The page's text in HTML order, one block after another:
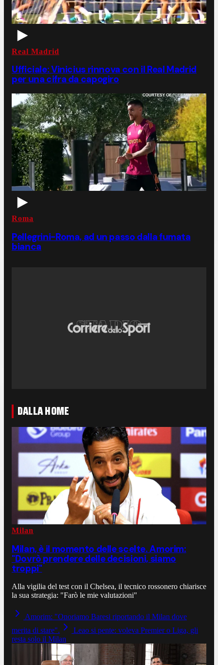
Real Madrid
Ufficiale: Vinicius rinnova con il Real Madrid
per una cifra da capogiro
Roma
Pellegrini-Roma, ad un passo dalla fumata
bianca
DALLA HOME
Milan
Milan, è il momento delle scelte. Amorim:
"Dovrò prendere delle decisioni, siamo
troppi"
Alla vigilia del test con il Chelsea, il tecnico rossonero chiarisce
la sua strategia: "Farò le mie valutazioni"
Amorim: "Onoriamo Baresi riportando il Milan dove
merita di stare".
Leao si pente: voleva Premier o Liga, gli
resta solo il Milan